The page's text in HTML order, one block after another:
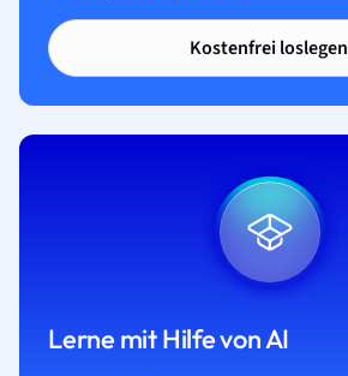
Kostenfrei loslegen
Lerne mit Hilfe von AI